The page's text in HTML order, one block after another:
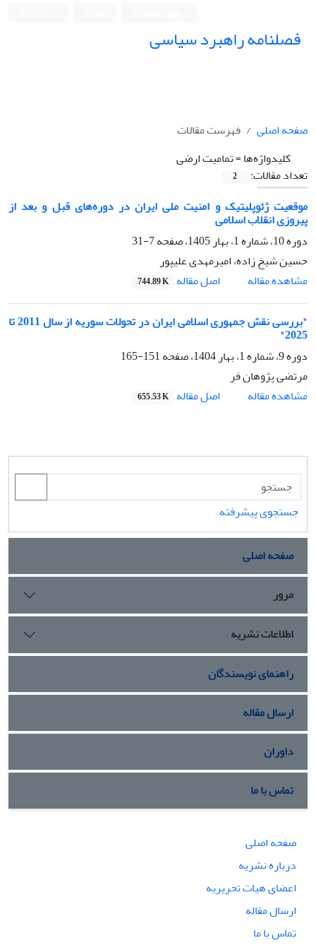
فصلنامه راهبرد سیاسی
صفحه اصلی
فهرست مقالات
کلیدواژه‌ها =تمامیت ارضی
تعداد مقالات:
2
موقعیت ژئوپلیتیک و امنیت ملی ایران در دوره‌های قبل و بعد از
پیروزی انقلاب اسلامی
دوره 10، شماره 1، بهار 1405، صفحه
7-31
حسین شیخ زاده، امیرمهدی علیپور
مشاهده مقاله
اصل مقاله 744.89 K
"بررسی نقش جمهوری اسلامی ایران در تحولات سوریه از سال 2011 تا
2025"
دوره 9، شماره 1، بهار 1404، صفحه
151-165
مرتضی پژوهان فر
مشاهده مقاله
اصل مقاله 655.53 K
جستجوی پیشرفته
صفحه اصلی
مرور
اطلاعات نشریه
راهنمای نویسندگان
ارسال مقاله
داوران
تماس با ما
صفحه اصلی
درباره نشریه
اعضای هیات تحریریه
ارسال مقاله
تماس با ما